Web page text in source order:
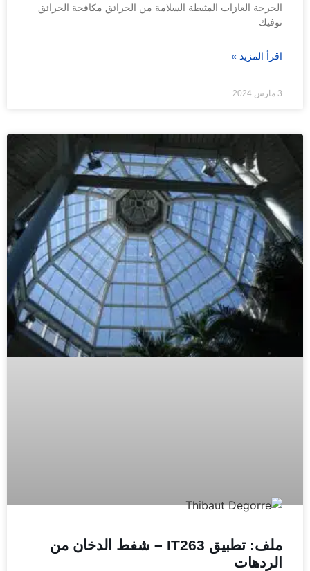
الحرجة الغازات المثبطة السلامة من الحرائق مكافحة الحرائق
نوفيك
اقرأ المزيد »
3 مارس 2024
ملف: تطبيق IT263 – شفط الدخان من
الردهات